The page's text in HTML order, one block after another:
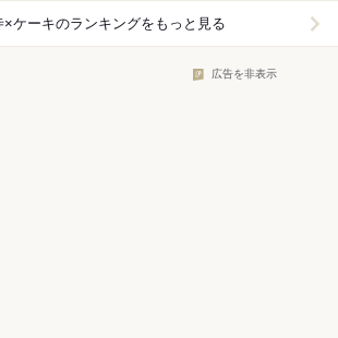
×ケーキのランキングをもっと見る
広告を非表示